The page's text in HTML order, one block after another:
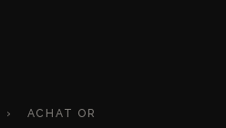
› ACHAT OR